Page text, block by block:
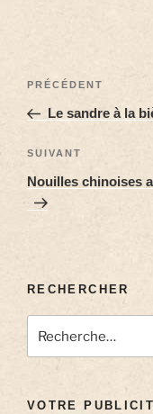
PRÉCÉDENT
Le sandre à la
SUIVANT
Nouilles chinoises
RECHERCHER
VOTRE